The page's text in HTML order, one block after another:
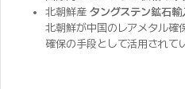
北朝鮮産 タングステン鉱石輸
北朝鮮が中国のレアメタル確
確保の手段として活用されて